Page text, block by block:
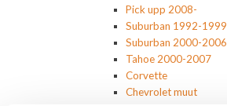
Pick upp 2008-
Suburban 1992-1999
Suburban 2000-2006
Tahoe 2000-2007
Corvette
Chevrolet muut